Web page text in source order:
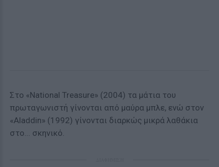
Στο «National Treasure» (2004) τα μάτια του
πρωταγωνιστή γίνονται από μαύρα μπλε, ενώ στον
«Aladdin» (1992) γίνονται διαρκώς μικρά λαθάκια
στο... σκηνικό.